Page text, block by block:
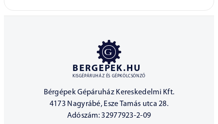
BERGEPEK.HU
KISGÉPÁRUHÁZ ÉS GÉPKÖLCSÖNZŐ
Bérgépek Gépáruház Kereskedelmi Kft.
4173 Nagyrábé, Esze Tamás utca 28.
Adószám: 32977923-2-09